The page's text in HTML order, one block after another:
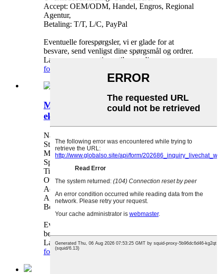
Accept: OEM/ODM, Handel, Engros, Regional
Agentur,
Betaling: T/T, L/C, PayPal
Eventuelle forespørgsler, vi er glade for at
besvare, send venligst dine spørgsmål og ordrer.
Lagerprøve er gratis og tilgængelig
forespørgsel
Metal bælgkompensator
ekspansionsled
Navn: Metalbælgekompensator
Standard: ANSI JIS DIN BS
Materiale: rustfrit stål/kulstofstål
Specifikationer: DN20-DN3000
Tilslutningstilstand: Flange
Overfladebehandling: Sølvbelægning
Accept: OEM/ODM, Handel, Engros, Regional
Agentur,
Betaling: T/T, L/C, PayPal
Eventuelle forespørgsler, vi er glade for at
besvare, send venligst dine spørgsmål og ordrer.
Lagerprøve er gratis og tilgængelig
forespørgsel